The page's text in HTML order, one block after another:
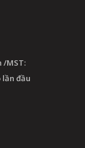
/MST:
lần đầu